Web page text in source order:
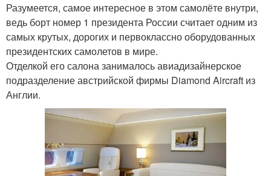
Разумеется, самое интересное в этом самолёте внутри,
ведь борт номер 1 президента России считает одним из
самых крутых, дорогих и первоклассно оборудованных
президентских самолетов в мире.
Отделкой его салона занималось авиадизайнерское
подразделение австрийской фирмы Diamond Aircraft из
Англии.